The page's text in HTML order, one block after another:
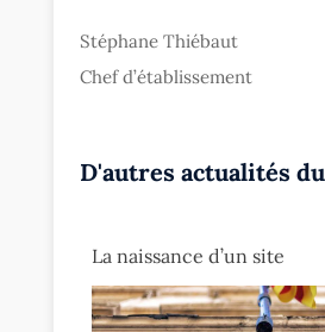
Stéphane Thiébaut
Chef d’établissement
D'autres actualités
La naissance d’un site